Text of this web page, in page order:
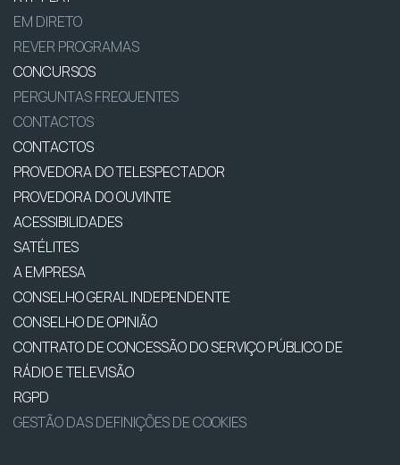
EM DIRETO
REVER PROGRAMAS
CONCURSOS
PERGUNTAS FREQUENTES
CONTACTOS
CONTACTOS
PROVEDORA DO TELESPECTADOR
PROVEDORA DO OUVINTE
ACESSIBILIDADES
SATÉLITES
A EMPRESA
CONSELHO GERAL INDEPENDENTE
CONSELHO DE OPINIÃO
CONTRATO DE CONCESSÃO DO SERVIÇO PÚBLICO DE
RÁDIO E TELEVISÃO
RGPD
GESTÃO DAS DEFINIÇÕES DE COOKIES